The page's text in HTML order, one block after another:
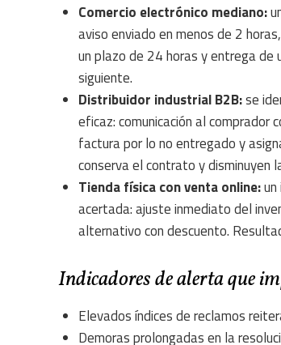
Comercio electrónico mediano:
aviso enviado en menos de 2
un plazo de 24 horas y entrega de
siguiente.
Distribuidor industrial B2B:se
eficaz: comunicación al comprador
factura por lo no entregado y
conserva el contrato y disminuyen
Tienda física con venta online:
acertada: ajuste inmediato del
alternativo con descuento.
Indicadores de alerta que
Elevados índices de reclamos
Demoras prolongadas en la